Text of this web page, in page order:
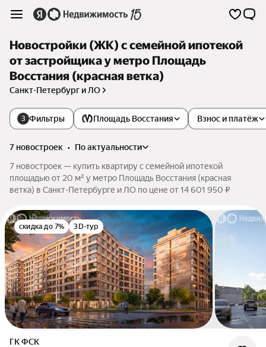
Новостройки (ЖК) с семейной ипотекой
от застройщика у метро Площадь
Восстания (красная ветка)
Санкт-Петербург и ЛО
3 Фильтры Площадь Восстания Взнос и платёж
7 новостроек •
по актуальности
7 новостроек — купить квартиру с семейной ипотекой
площадью от 20 м² у метро Площадь Восстания (красная
ветка) в Санкт-Петербурге и ЛО по цене от 14 601 950 ₽
скидка до 7% 3D-тур
ГК ФСК